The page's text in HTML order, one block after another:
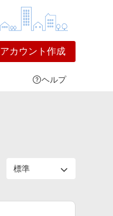
アカウント作成
ヘルプ